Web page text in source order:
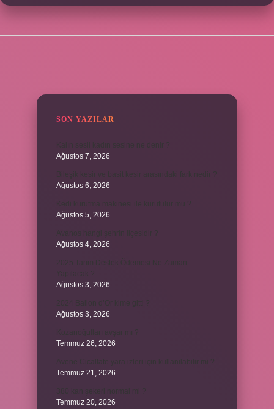
SON YAZILAR
Ağustos 7, 2026
Ağustos 6, 2026
Ağustos 5, 2026
Ağustos 4, 2026
Ağustos 3, 2026
Ağustos 3, 2026
Temmuz 26, 2026
Temmuz 21, 2026
Temmuz 20, 2026